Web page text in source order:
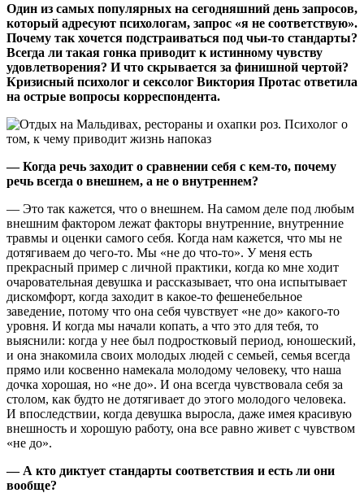
Один из самых популярных на сегодняшний день запросов,
который адресуют психологам, запрос «я не соответствую».
Почему так хочется подстраиваться под чьи-то стандарты?
Всегда ли такая гонка приводит к истинному чувству
удовлетворения? И что скрывается за финишной чертой?
Кризисный психолог и сексолог Виктория Протас ответила
на острые вопросы корреспондента.
— Когда речь заходит о сравнении себя с кем-то, почему
речь всегда о внешнем, а не о внутреннем?
— Это так кажется, что о внешнем. На самом деле под любым
внешним фактором лежат факторы внутренние, внутренние
травмы и оценки самого себя. Когда нам кажется, что мы не
дотягиваем до чего-то. Мы «не до что-то». У меня есть
прекрасный пример с личной практики, когда ко мне ходит
очаровательная девушка и рассказывает, что она испытывает
дискомфорт, когда заходит в какое-то фешенебельное
заведение, потому что она себя чувствует «не до» какого-то
уровня. И когда мы начали копать, а что это для тебя, то
выяснили: когда у нее был подростковый период, юношеский,
и она знакомила своих молодых людей с семьей, семья всегда
прямо или косвенно намекала молодому человеку, что наша
дочка хорошая, но «не до». И она всегда чувствовала себя за
столом, как будто не дотягивает до этого молодого человека.
И впоследствии, когда девушка выросла, даже имея красивую
внешность и хорошую работу, она все равно живет с чувством
«не до».
— А кто диктует стандарты соответствия и есть ли они
вообще?